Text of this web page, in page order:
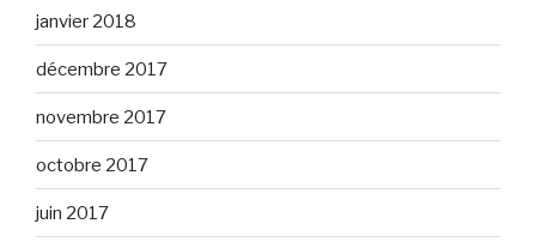
janvier 2018
décembre 2017
novembre 2017
octobre 2017
juin 2017